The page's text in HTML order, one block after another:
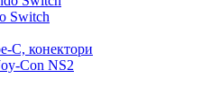
Switch
C, конектори
Con NS2